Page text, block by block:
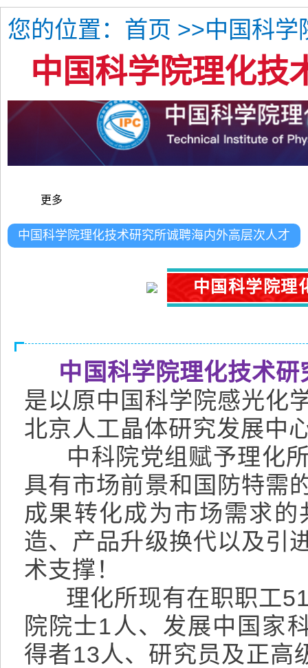
您的位置： 首页 >>中国科学
中国科学院理化技
更多
中国科学院理化技术研究所诚聘海内外高层次人才
中国科学院理
中国科学院理化技术
是以原中国科学院感光化
北京人工晶体研究发展中
中科院党组赋予理化所
具有市场前景和国防特需
成果转化成为市场需求
造、产品升级换代以及引
术支撑！
理化所现有在职职工
院院士1人、发展中国家
得者13人、研究员及正高